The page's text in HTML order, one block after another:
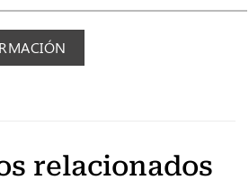
relacionados